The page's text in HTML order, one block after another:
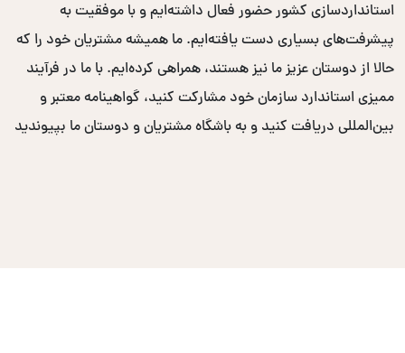
استانداردسازی کشور حضور فعال داشته‌ایم و با موفقیت به
پیشرفت‌های بسیاری دست یافته‌ایم. ما همیشه مشتریان خود را که
حالا از دوستان عزیز ما نیز هستند، همراهی کرده‌ایم. با ما در فرآیند
ممیزی استاندارد سازمان خود مشارکت کنید، گواهینامه معتبر و
بین‌المللی دریافت کنید و به باشگاه مشتریان و دوستان ما بپیوندید